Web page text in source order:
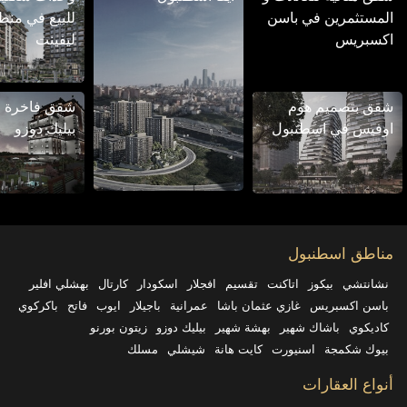
المستثمرين في باسن
اكسبريس
شقق بتصميم هوم
اوفيس في اسطنبول
للبيع في
ليفينت
شقق فاخرة
بيليك دوزو
مناطق اسطنبول
نشانتشي بيكوز اتاكنت تقسيم افجلار اسكودار كارتال
بهشلي افلير
باسن اكسبريس
غازي عثمان باشا عمرانية باجیلار ايوب فاتح
باكركوي
كاديكوي
باشاك شهیر بهشة شهير بيليك دوزو
زيتون بورنو
بيوك شكمجة
اسنيورت كايت هانة شيشلي مسلك
أنواع العقارات